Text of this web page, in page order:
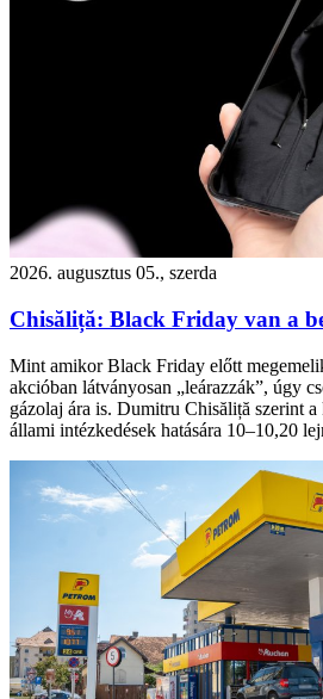
2026. augusztus 05., szerda
Chisăliță: Black Friday van a
Mint amikor Black Friday előtt
akcióban látványosan „leárazzák”, úgy
gázolaj ára is. Dumitru Chisăliță szerint
állami intézkedések hatására 10–10,20